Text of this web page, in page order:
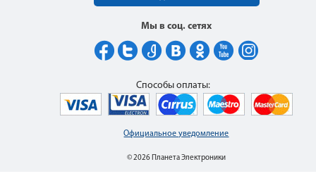
Мы в соц. сетях
Официальное уведомление
© 2026 Планета Электроники
Способы оплаты: